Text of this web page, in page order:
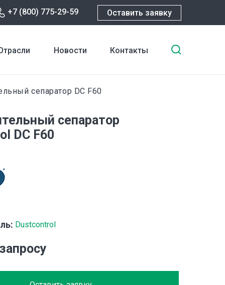
+7 (800) 775-29-59 Оставить заявку
Новости Контакты
сепаратор DC F60
сепаратор
DC F60
Dustcontrol